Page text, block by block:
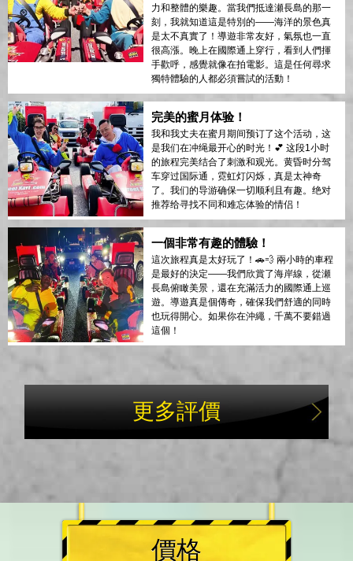
力和整體的樂趣。當我們抵達瀬長島的那一
刻，我就知道這是特別的——海洋的景色真
是太不真實了！導遊非常友好，氣氛也一直
很高漲。晚上在國際通上穿行，看到人們揮
手歡呼，感覺就像在拍電影。這是任何尋求
獨特體驗的人都必須嘗試的活動！
完美的蜜月体验！
我和我丈夫在蜜月期间预订了这个活动，这
是我们在冲绳最开心的时光！💕 这段1小时
的旅程完美结合了刺激和观光。黄昏时分驾
车穿过国际通，霓虹灯闪烁，真是太神奇
了。我们的导游确保一切顺利且有趣。绝对
推荐给寻找不同和难忘体验的情侣！
一個非常有趣的體驗！
這次旅程真是太好玩了！🚗💨 兩小時的車程
是最好的決定——我們欣賞了海岸線，從瀬
長島俯瞰美景，還在充滿活力的國際通上巡
遊。導遊真是個傳奇，確保我們舒適的同時
也玩得開心。如果你在沖繩，千萬不要錯過
這個！
更多評價
價格